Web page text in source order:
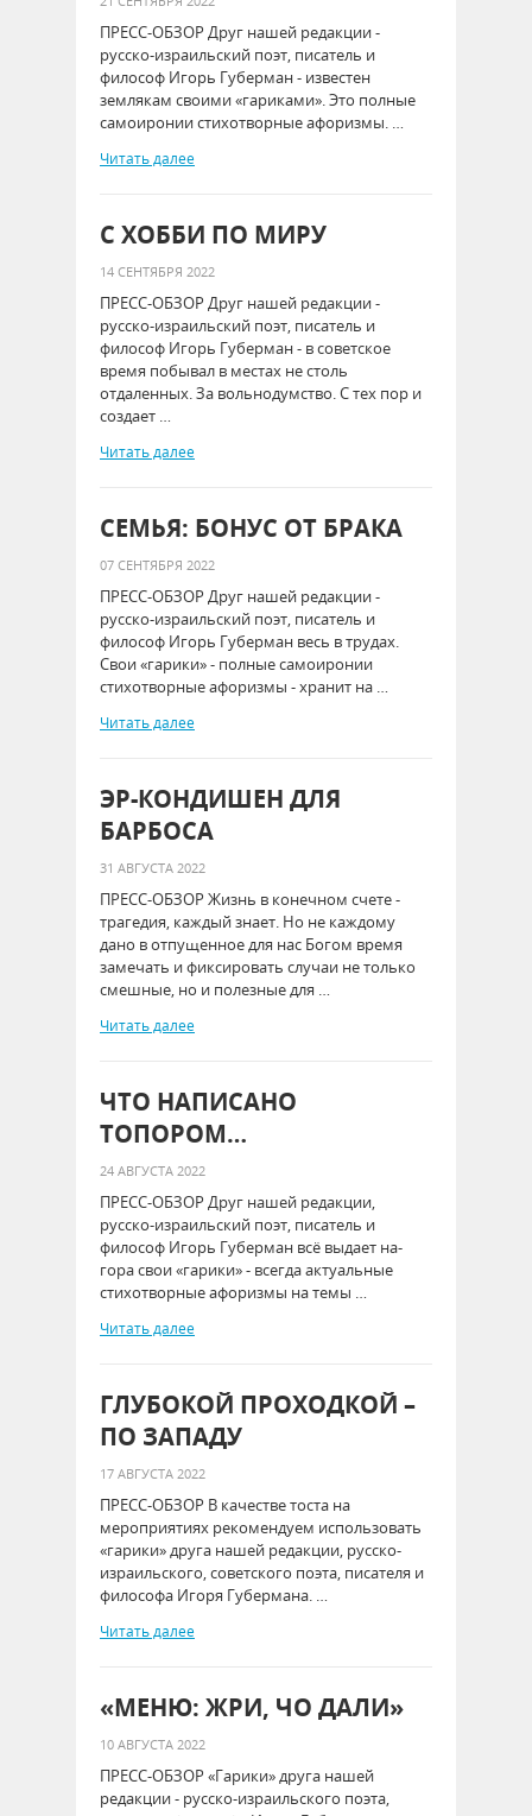
ПРЕСС-ОБЗОР Друг нашей редакции -
русско-израильский поэт, писатель и
философ Игорь Губерман - известен
землякам своими «гариками». Это полные
самоиронии стихотворные афоризмы. …
Читать далее
С ХОББИ ПО МИРУ
14 СЕНТЯБРЯ 2022
ПРЕСС-ОБЗОР Друг нашей редакции -
русско-израильский поэт, писатель и
философ Игорь Губерман - в советское
время побывал в местах не столь
отдаленных. За вольнодумство. С тех пор и
создает …
Читать далее
СЕМЬЯ: БОНУС ОТ БРАКА
07 СЕНТЯБРЯ 2022
ПРЕСС-ОБЗОР Друг нашей редакции -
русско-израильский поэт, писатель и
философ Игорь Губерман весь в трудах.
Свои «гарики» - полные самоиронии
стихотворные афоризмы - хранит на …
Читать далее
ЭР-КОНДИШЕН ДЛЯ
БАРБОСА
31 АВГУСТА 2022
ПРЕСС-ОБЗОР Жизнь в конечном счете -
трагедия, каждый знает. Но не каждому
дано в отпущенное для нас Богом время
замечать и фиксировать случаи не только
смешные, но и полезные для …
Читать далее
ЧТО НАПИСАНО
ТОПОРОМ…
24 АВГУСТА 2022
ПРЕСС-ОБЗОР Друг нашей редакции,
русско-израильский поэт, писатель и
философ Игорь Губерман всё выдает на-
гора свои «гарики» - всегда актуальные
стихотворные афоризмы на темы …
Читать далее
ГЛУБОКОЙ ПРОХОДКОЙ –
ПО ЗАПАДУ
17 АВГУСТА 2022
ПРЕСС-ОБЗОР В качестве тоста на
мероприятиях рекомендуем использовать
«гарики» друга нашей редакции, русско-
израильского, советского поэта, писателя и
философа Игоря Губермана. …
Читать далее
«МЕНЮ: ЖРИ, ЧО ДАЛИ»
10 АВГУСТА 2022
ПРЕСС-ОБЗОР «Гарики» друга нашей
редакции - русско-израильского поэта,